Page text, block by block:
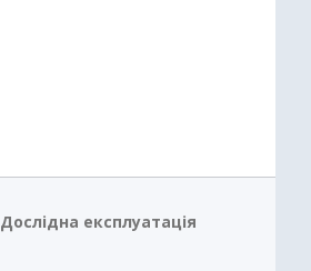
Дослідна експлуатація